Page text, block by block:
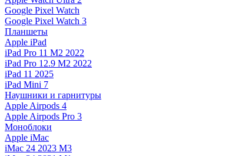
Google Pixel Watch
Google Pixel Watch 3
Планшеты
Apple iPad
iPad Pro 11 M2 2022
iPad Pro 12.9 M2 2022
iPad 11 2025
iPad Mini 7
Наушники и гарнитуры
Apple Airpods 4
Apple Airpods Pro 3
Моноблоки
Apple iMac
iMac 24 2023 M3